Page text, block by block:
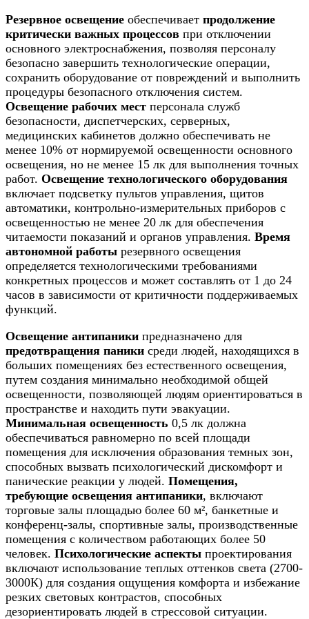
Резервное освещение обеспечивает продолжение
критически важных процессов при отключении
основного электроснабжения, позволяя персоналу
безопасно завершить технологические операции,
сохранить оборудование от повреждений и выполнить
процедуры безопасного отключения систем.
Освещение рабочих мест персонала служб
безопасности, диспетчерских, серверных,
медицинских кабинетов должно обеспечивать не
менее 10% от нормируемой освещенности основного
освещения, но не менее 15 лк для выполнения точных
работ. Освещение технологического оборудования
включает подсветку пультов управления, щитов
автоматики, контрольно-измерительных приборов с
освещенностью не менее 20 лк для обеспечения
читаемости показаний и органов управления. Время
автономной работы резервного освещения
определяется технологическими требованиями
конкретных процессов и может составлять от 1 до 24
часов в зависимости от критичности поддерживаемых
функций.
Освещение антипаники предназначено для
предотвращения паники среди людей, находящихся в
больших помещениях без естественного освещения,
путем создания минимально необходимой общей
освещенности, позволяющей людям ориентироваться в
пространстве и находить пути эвакуации.
Минимальная освещенность 0,5 лк должна
обеспечиваться равномерно по всей площади
помещения для исключения образования темных зон,
способных вызвать психологический дискомфорт и
панические реакции у людей. Помещения,
требующие освещения антипаники, включают
торговые залы площадью более 60 м², банкетные и
конференц-залы, спортивные залы, производственные
помещения с количеством работающих более 50
человек. Психологические аспекты проектирования
включают использование теплых оттенков света (2700-
3000К) для создания ощущения комфорта и избежание
резких световых контрастов, способных
дезориентировать людей в стрессовой ситуации.